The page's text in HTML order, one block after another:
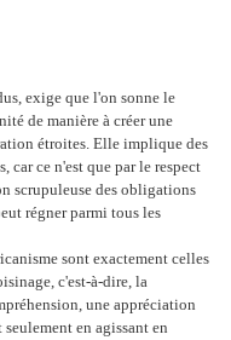
exige que l'on sonne le
de manière à créer une
étroites. Elle implique des
car ce n'est que par le respect
scrupuleuse des obligations
régner parmi tous les
sont exactement celles
c'est-à-dire, la
une appréciation
en agissant en